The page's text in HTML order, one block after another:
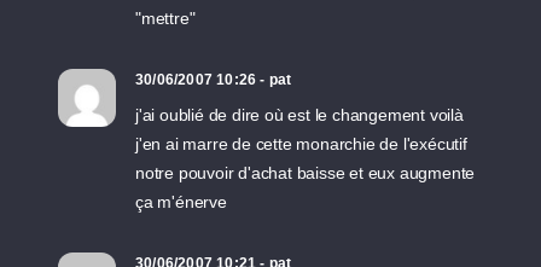
"mettre"
30/06/2007 10:26 - pat
j'ai oublié de dire où est le changement voilà
j'en ai marre de cette monarchie de l'exécutif
notre pouvoir d'achat baisse et eux augmente
ça m'énerve
30/06/2007 10:21 - pat